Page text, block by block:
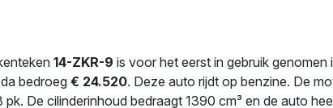
14-ZKR-9 is voor het eerst in gebruik genomen
bedroeg € 24.520. Deze auto rijdt op benzine. De
De cilinderinhoud bedraagt 1390 cm³ en de auto